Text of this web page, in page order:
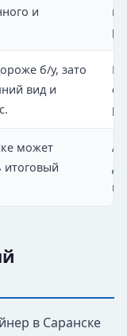
и
б/у, зато
вид и
может
итоговый
в Саранске